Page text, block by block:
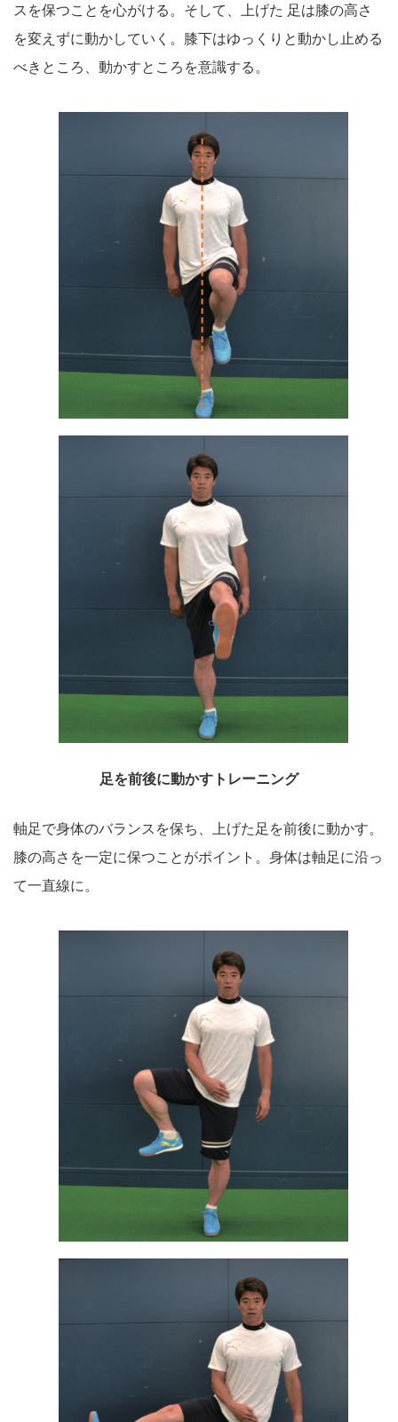
スを保つことを心がける。そして、上げた 足は膝の高さ
を変えずに動かしていく。膝下はゆっくりと動かし止める
べきところ、動かすところを意識する。
足を前後に動かすトレーニング
軸足で身体のバランスを保ち、上げた足を前後に動かす。
膝の高さを一定に保つことがポイント。身体は軸足に沿っ
て一直線に。